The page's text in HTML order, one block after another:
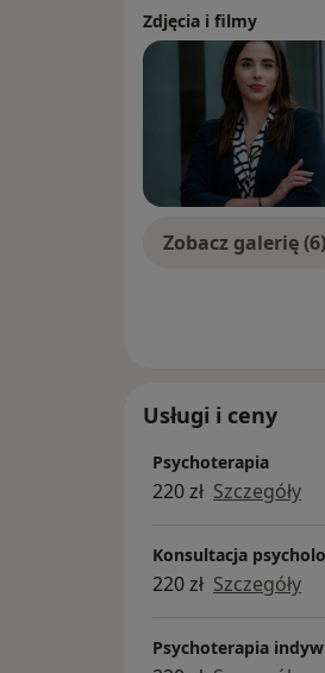
Zdjęcia i filmy
Zobacz galerię (6)
Usługi i ceny
Psychoterapia
220 zł Szczegóły
Konsultacja
220 zł Szczegóły
Psychoterapia